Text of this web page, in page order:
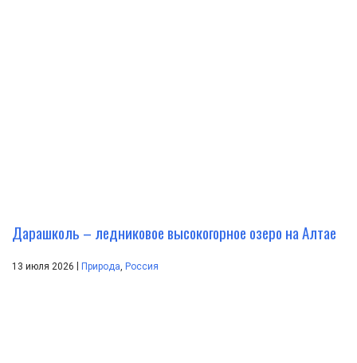
Дарашколь – ледниковое высокогорное озеро на Алтае
13 июля 2026 | Природа Россия